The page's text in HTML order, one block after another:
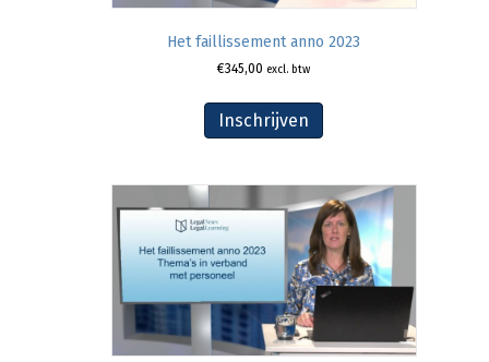
Het faillissement anno 2023
€345,00 excl. btw
Inschrijven